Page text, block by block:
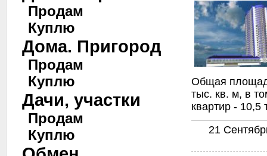
Продам
Куплю
Дома. Пригород
Продам
Куплю
Дачи, участки
Продам
Куплю
Общая
тыс. кв. м, в
квартир - 10,5
21